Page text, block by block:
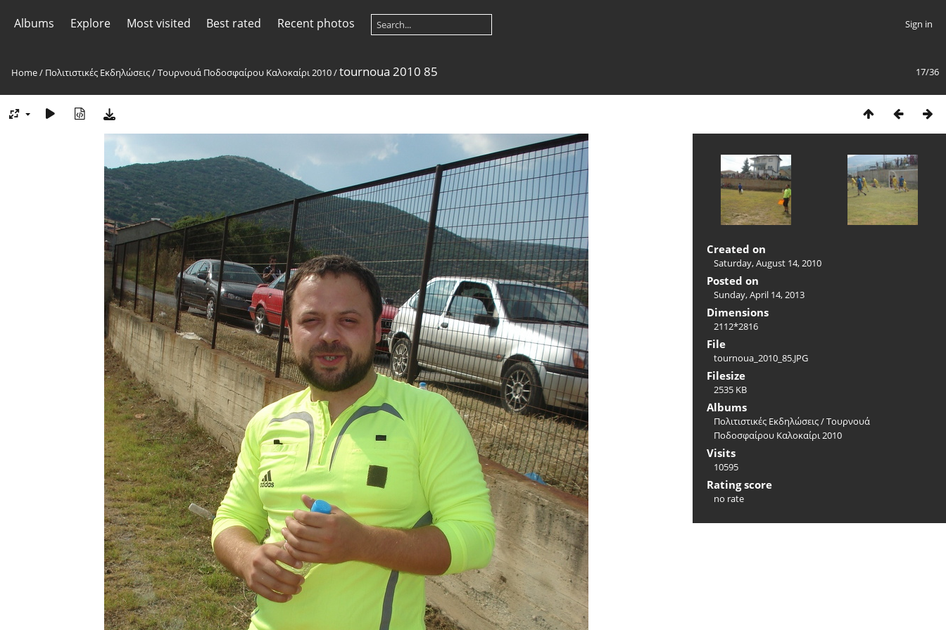
Albums Explore Most visited Best rated Recent photos Sign in
17/36
Home/ Πολιτιστικές Εκδηλώσεις/Τουρνουά Ποδοσφαίρου Καλοκαίρι 2010/tournoua 2010 85
Created on
Saturday, August 14, 2010
Posted on
Sunday, April 14, 2013
Dimensions
2112*2816
File
tournoua_2010_85.JPG
Filesize
2535 KB
Albums
Πολιτιστικές Εκδηλώσεις/Τουρνουά
Ποδοσφαίρου Καλοκαίρι 2010
Visits
10595
Rating score
no rate